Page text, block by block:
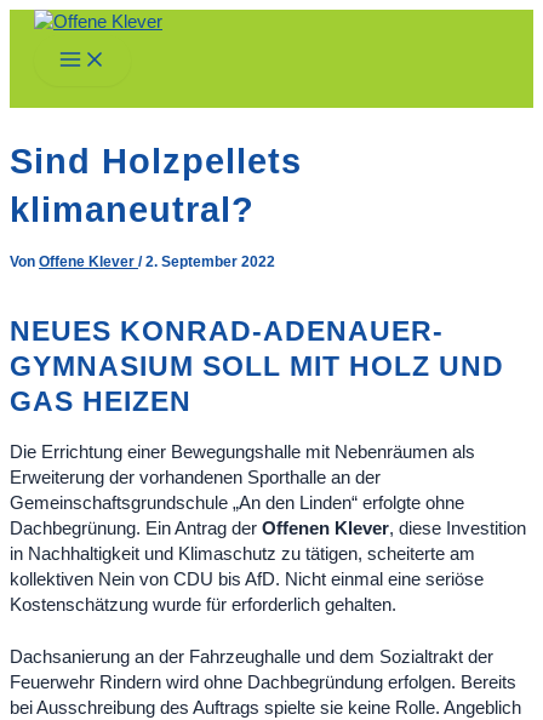
Zum
springen
Main
Menu
Sind Holzpellets
klimaneutral?
Von Offene Klever /2. September 2022
NEUES KONRAD-ADENAUER-
GYMNASIUM SOLL MIT HOLZ UND
GAS HEIZEN
Die Errichtung einer Bewegungshalle mit Nebenräumen als
Erweiterung der vorhandenen Sporthalle an der
Gemeinschaftsgrundschule „An den Linden“ erfolgte ohne
Dachbegrünung. Ein Antrag der Offenen Klever, diese Investition
in Nachhaltigkeit und Klimaschutz zu tätigen, scheiterte am
kollektiven Nein von CDU bis AfD. Nicht einmal eine seriöse
Kostenschätzung wurde für erforderlich gehalten.
Dachsanierung an der Fahrzeughalle und dem Sozialtrakt der
Feuerwehr Rindern wird ohne Dachbegründung erfolgen. Bereits
bei Ausschreibung des Auftrags spielte sie keine Rolle. Angeblich